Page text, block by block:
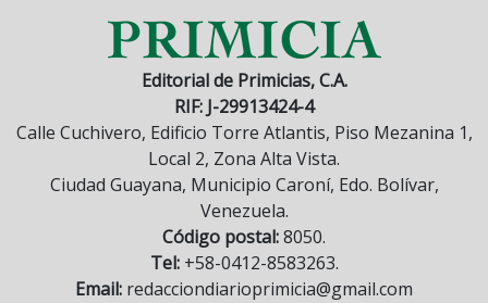
Editorial de Primicias, C.A.
RIF: J-29913424-4
Calle Cuchivero, Edificio Torre Atlantis, Piso Mezanina 1,
Local 2, Zona Alta Vista.
Ciudad Guayana, Municipio Caroní, Edo. Bolívar,
Venezuela.
Código postal:8050.
Tel:+58-0412-8583263.
Email: redacciondiarioprimicia@gmail.com